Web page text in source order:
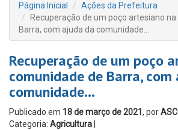
Página Inicial
Ações da Prefeitura
Recuperação de um poço artesiano
Barra, com ajuda da comunidade…
Recuperação de um poço
comunidade de Barra, com
comunidade…
Publicado em 18 de março de 2021 , por
Categoria: Agricultura